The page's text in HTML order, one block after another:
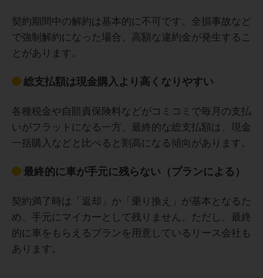
契約期間中の解約は基本的に不可です。全損事故など
で強制解約になった場合、高額な違約金が発生するこ
とがあります。
総支払額は現金購入より高くなりやすい
各種税金や自賠責保険料などがコミコミで毎月の支払
いがフラットになる一方、最終的な総支払額は、現金
一括購入などと比べると割高になる傾向があります。
最終的に車が手元に残らない（プランによる）
契約満了時は「返却」か「乗り換え」が基本となるた
め、手元にマイカーとして残りません。ただし、最終
的に車をもらえるプランを用意しているリース会社も
あります。